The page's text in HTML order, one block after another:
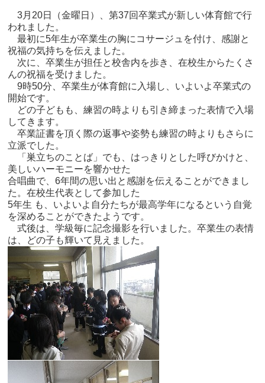
3月20日（金曜日）、第37回卒業式が新しい体育館で行
われました。
最初に5年生が卒業生の胸にコサージュを付け、感謝と
祝福の気持ちを伝えました。
次に、卒業生が担任と校舎内を歩き、在校生からたくさ
んの祝福を受けました。
9時50分、卒業生が体育館に入場し、いよいよ卒業式の
開始です。
どの子どもも、練習の時よりも引き締まった表情で入場
してきます。
卒業証書を頂く際の返事や姿勢も練習の時よりもさらに
立派でした。
「巣立ちのことば」でも、はっきりとした呼びかけと、
美しいハーモニーを響かせた
合唱曲で、6年間の思い出と感謝を伝えることができまし
た。在校生代表として参加した
5年生 も、いよいよ自分たちが最高学年になるという自覚
を深めることができたようです。
式後は、学級毎に記念撮影を行いました。卒業生の表情
は、どの子も輝いて見えました。